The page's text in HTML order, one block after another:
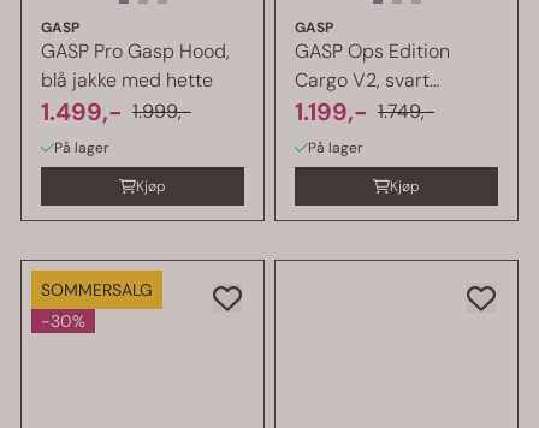
GASP
GASP Pro Gasp Hood,
blå jakke med hette
1.499,- 1.999,-
På lager
Kjøp
GASP
GASP Ops Edition
Cargo V2, svart
cargobukse
1.199,- 1.749,-
På lager
Kjøp
SOMMERSALG
-30%